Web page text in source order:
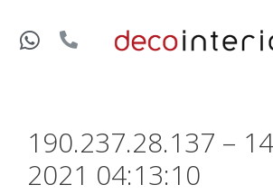
190.237.28.137 –
2021 04:13:10